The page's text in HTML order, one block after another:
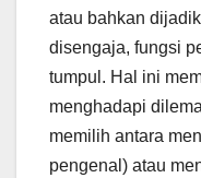
atau bahkan
disengaja, fungsi
tumpul. Hal ini
menghadapi
memilih antara
pengenal) atau